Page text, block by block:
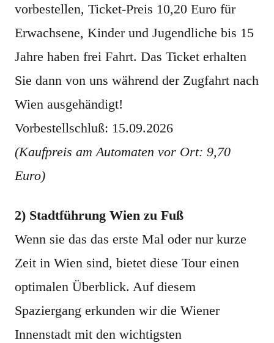
vorbestellen, Ticket-Preis 10,20 Euro für
Erwachsene, Kinder und Jugendliche bis 15
Jahre haben frei Fahrt. Das Ticket erhalten
Sie dann von uns während der Zugfahrt nach
Wien ausgehändigt!
Vorbestellschluß: 15.09.2026
(Kaufpreis am Automaten vor Ort: 9,70
Euro)
2) Stadtführung Wien zu Fuß
Wenn sie das das erste Mal oder nur kurze
Zeit in Wien sind, bietet diese Tour einen
optimalen Überblick. Auf diesem
Spaziergang erkunden wir die Wiener
Innenstadt mit den wichtigsten